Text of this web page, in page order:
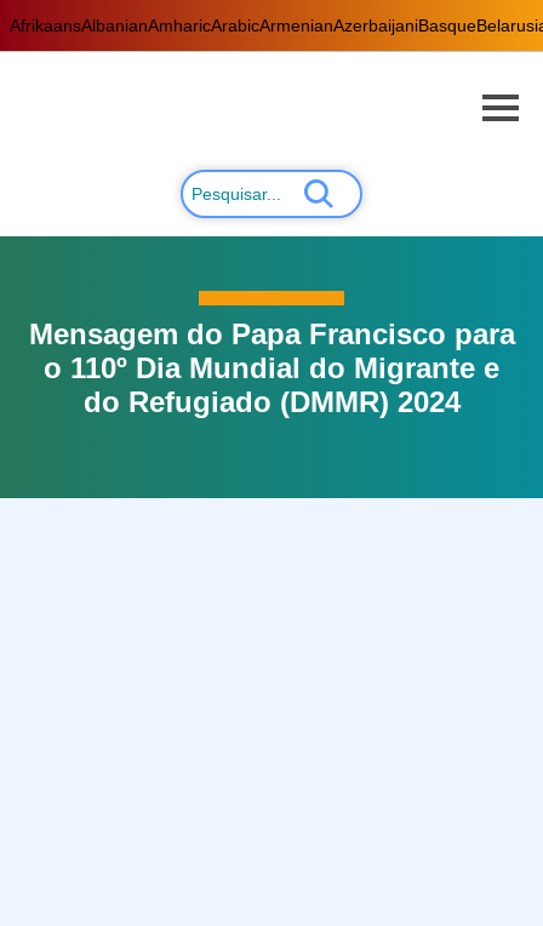
AfrikaansAlbanianAmharicArabicArmenianAzerbaijaniBasque
Mensagem do Papa Francisco para
o 110º Dia Mundial do Migrante e
do Refugiado (DMMR) 2024